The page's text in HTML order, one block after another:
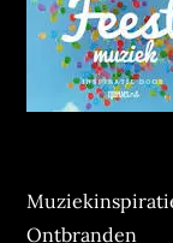
Ontbranden